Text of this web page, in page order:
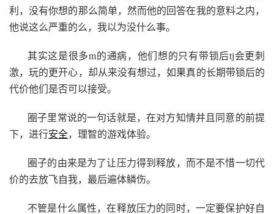
利，没有你想的那么简单，然而他的回答在我的意料之内，
他说这么严重的么，我以为没什么事。
其实这是很多m的通病，他们想的只有带锁后tj会更刺
激，玩的更开心，却从来没有想过，如果真的长期带锁后的
代价他们是否可以接受。
圈子里常说的一句话就是，在对方知情并且同意的前提
下，进行安全，理智的游戏体验。
圈子的由来是为了让压力得到释放，而不是不惜一切代
价的去放飞自我，最后遍体鳞伤。
不管是什么属性，在释放压力的同时，一定要保护好自